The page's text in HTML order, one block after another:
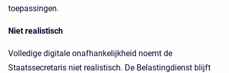
toepassingen.
Niet realistisch
Volledige digitale onafhankelijkheid noemt de
Staatssecretaris niet realistisch. De Belastingdienst blijft